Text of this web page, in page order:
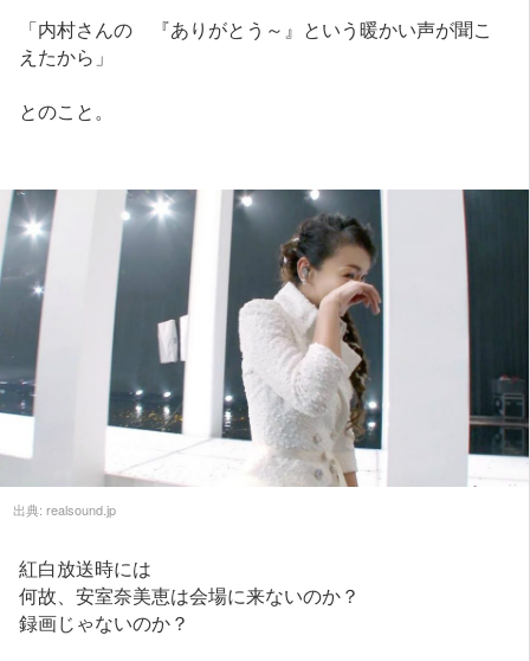
「内村さんの 『ありがとう～』という暖かい声が聞こ
えたから」
とのこと。
出典: realsound.jp
紅白放送時には
何故、安室奈美恵は会場に来ないのか？
録画じゃないのか？